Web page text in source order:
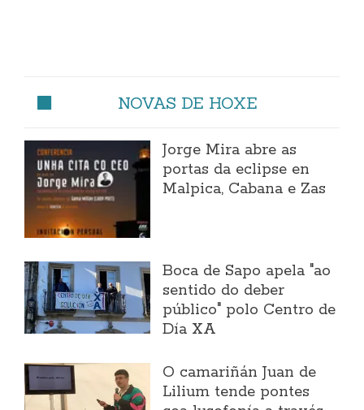
NOVAS DE HOXE
Jorge Mira abre as
portas da eclipse en
Malpica, Cabana e Zas
Boca de Sapo apela "ao
sentido do deber
público" polo Centro de
Día XA
O camariñán Juan de
Lilium tende pontes